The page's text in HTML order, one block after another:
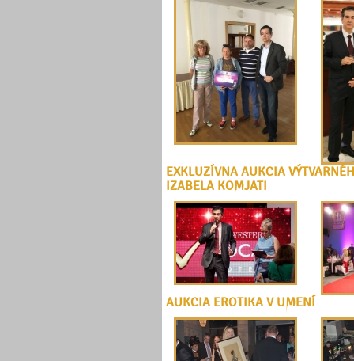
EXKLUZÍVNA AUKCIA
IZABELA KOMJATI
AUKCIA EROTIKA V UMENÍ